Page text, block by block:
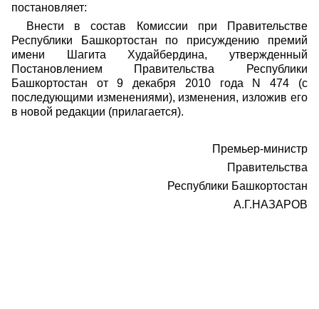
постановляет:
Внести в состав Комиссии при Правительстве
Республики Башкортостан по присуждению премий
имени Шагита Худайбердина, утвержденный
Постановлением Правительства Республики
Башкортостан от 9 декабря 2010 года N 474 (с
последующими изменениями), изменения, изложив его
в новой редакции (прилагается).
Премьер-министр
Правительства
Республики Башкортостан
А.Г.НАЗАРОВ